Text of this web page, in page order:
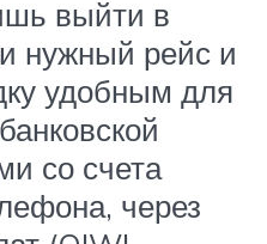
выйти в
нужный рейс и
удобным для
со счета
через